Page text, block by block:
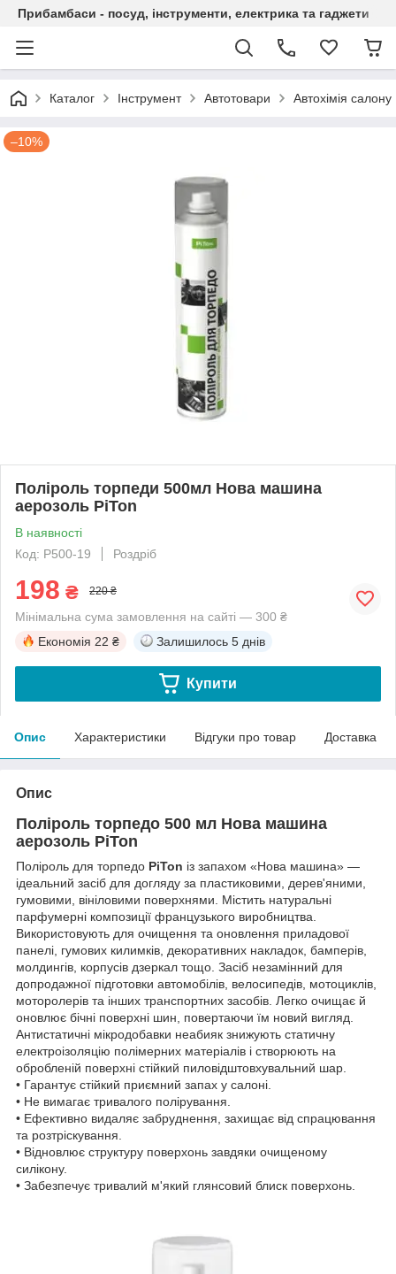
Прибамбаси - посуд, інструменти, електрика та гаджети
Каталог Інструмент Автотовари Автохімія салону
–10%
Поліроль торпеди 500мл Нова машина
аерозоль PiTon
В наявності
Код: P500-19
Роздріб
198 ₴ 220 ₴
Мінімальна сума замовлення на сайті — 300 ₴
Економія 22 ₴ Залишилось 5 днів
Купити
Опис Характеристики Відгуки про товар Доставка
Опис
Поліроль торпедо 500 мл Нова машина
аерозоль PiTon
Поліроль для торпедо PiTon із запахом «Нова машина» —
ідеальний засіб для догляду за пластиковими, дерев'яними,
гумовими, вініловими поверхнями. Містить натуральні
парфумерні композиції французького виробництва.
Використовують для очищення та оновлення приладової
панелі, гумових килимків, декоративних накладок, бамперів,
молдингів, корпусів дзеркал тощо. Засіб незамінний для
допродажної підготовки автомобілів, велосипедів, мотоциклів,
моторолерів та інших транспортних засобів. Легко очищає й
оновлює бічні поверхні шин, повертаючи їм новий вигляд.
Антистатичні мікродобавки неабияк знижують статичну
електроізоляцію полімерних матеріалів і створюють на
обробленій поверхні стійкий пиловідштовхувальний шар.
• Гарантує стійкий приємний запах у салоні.
• Не вимагає тривалого полірування.
• Ефективно видаляє забруднення, захищає від спрацювання
та розтріскування.
• Відновлює структуру поверхонь завдяки очищеному
силікону.
• Забезпечує тривалий м'який глянсовий блиск поверхонь.